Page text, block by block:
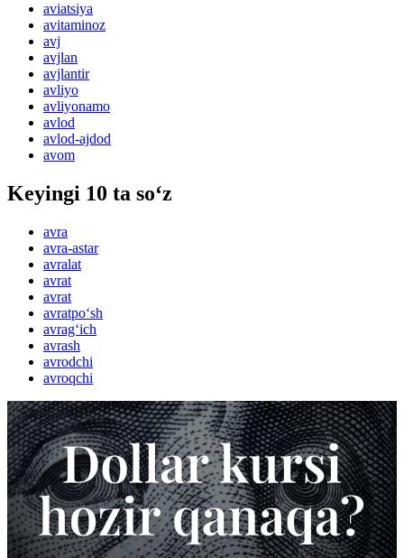
aviatsiya
avitaminoz
avj
avjlan
avjlantir
avliyo
avliyonamo
avlod
avlod-ajdod
avom
Keyingi 10 ta so‘z
avra
avra-astar
avralat
avrat
avrat
avratpo‘sh
avrag‘ich
avrash
avrodchi
avroqchi